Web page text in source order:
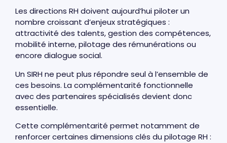
Les directions RH doivent aujourd’hui piloter un
nombre croissant d’enjeux stratégiques :
attractivité des talents, gestion des compétences,
mobilité interne, pilotage des rémunérations ou
encore dialogue social.
Un SIRH ne peut plus répondre seul à l’ensemble de
ces besoins. La complémentarité fonctionnelle
avec des partenaires spécialisés devient donc
essentielle.
Cette complémentarité permet notamment de
renforcer certaines dimensions clés du pilotage RH :